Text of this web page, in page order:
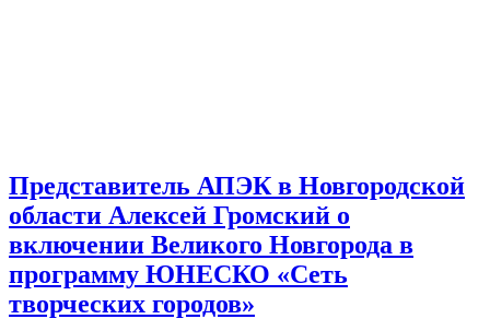
Представитель АПЭК в Новгородской
области Алексей Громский о
включении Великого Новгорода в
программу ЮНЕСКО «Сеть
творческих городов»